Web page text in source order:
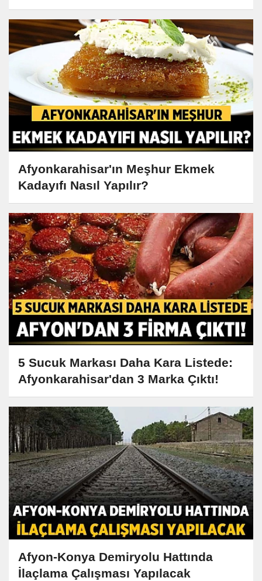
Başladı
Afyonkarahisar'ın Meşhur Ekmek
Kadayıfı Nasıl Yapılır?
5 Sucuk Markası Daha Kara Listede:
Afyonkarahisar'dan 3 Marka Çıktı!
Afyon-Konya Demiryolu Hattında
İlaçlama Çalışması Yapılacak